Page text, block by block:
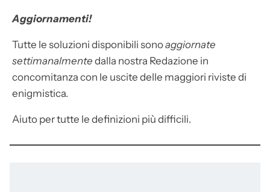
Aggiornamenti!
Tutte le soluzioni disponibili sonoaggiornate
settimanalmente dalla nostra Redazione in
concomitanza con le uscite delle maggiori riviste di
enigmistica.
Aiuto per tutte le definizioni più difficili.